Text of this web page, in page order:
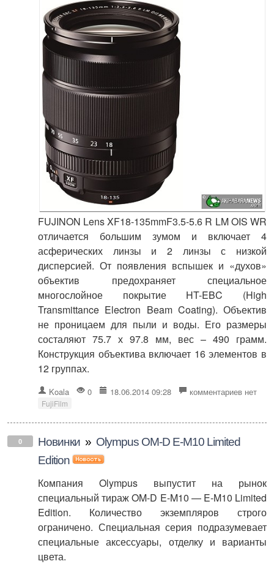
FUJINON Lens XF18-135mmF3.5-5.6 R LM OIS WR
отличается большим зумом и включает 4
асферических линзы и 2 линзы с низкой
дисперсией. От появления вспышек и «духов»
объектив предохраняет специальное
многослойное покрытие HT-EBC (High
Transmittance Electron Beam Coating). Объектив
не проницаем для пыли и воды. Его размеры
состаляют 75.7 х 97.8 мм, вес – 490 грамм.
Конструкция объектива включает 16 элементов в
12 группах.
Koala 0 18.06.2014 09:28 комментариев нет
FujiFilm
0 Новинки » Olympus OM-D E-M10 Limited
Edition
Компания Olympus выпустит на рынок
специальный тираж OM-D E-M10 — E-M10 Limited
Edition. Количество экземпляров строго
ограничено. Специальная серия подразумевает
специальные аксессуары, отделку и варианты
цвета.